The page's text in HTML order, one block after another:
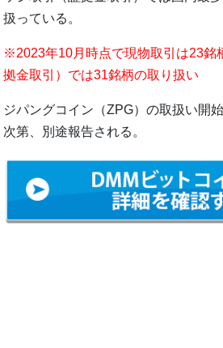
扱っている。
※2023年10月時点で現物取引は23銘
拠金取引）では31銘柄の取り扱い
ジパングコイン（ZPG）の取扱い開
次第、別途報告される。